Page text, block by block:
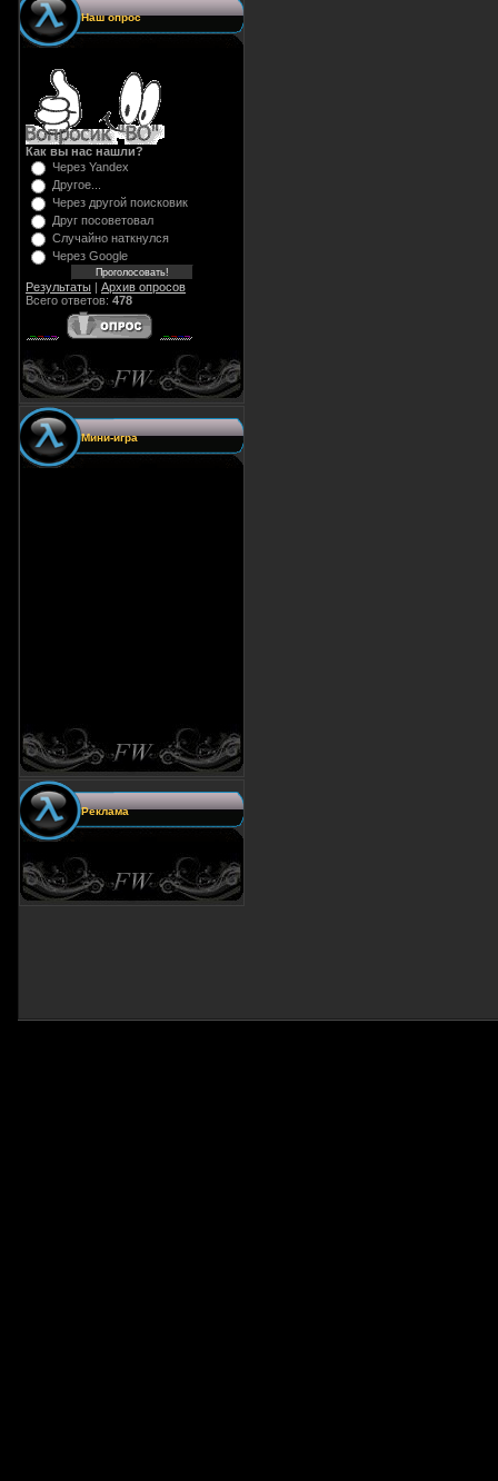
Наш опрос
Как вы нас нашли?
Через Yandex
Другое...
Через другой поисковик
Друг посоветовал
Случайно наткнулся
Через Google
Результаты | Архив опросов
Всего ответов: 478
Мини-игра
Реклама